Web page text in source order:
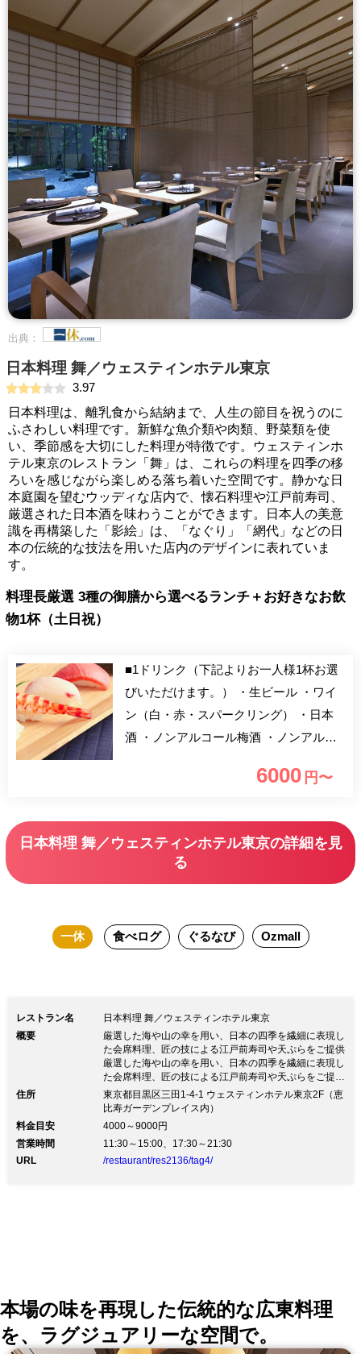
出典：
日本料理 舞／ウェスティンホテル東京
3.97
日本料理は、離乳食から結納まで、人生の節目を祝うのに
ふさわしい料理です。新鮮な魚介類や肉類、野菜類を使
い、季節感を大切にした料理が特徴です。ウェスティンホ
テル東京のレストラン「舞」は、これらの料理を四季の移
ろいを感じながら楽しめる落ち着いた空間です。静かな日
本庭園を望むウッディな店内で、懐石料理や江戸前寿司、
厳選された日本酒を味わうことができます。日本人の美意
識を再構築した「影絵」は、「なぐり」「網代」などの日
本の伝統的な技法を用いた店内のデザインに表れていま
す。
料理長厳選 3種の御膳から選べるランチ＋お好きなお飲
物1杯（土日祝）
■1ドリンク（下記よりお一人様1杯お選
びいただけます。） ・生ビール ・ワイ
ン（白・赤・スパークリング） ・日本
酒 ・ノンアルコール梅酒 ・ノンアルコ
御膳にワンドリンクが付いて30％OFFの
6,000円に！気のおけないご友人とのお
食事におすすめです。 ※現在、一時的
は変更になる場合がございます。 詳
6000 円〜
日本料理 舞／ウェスティンホテル東京の詳細を見
る
一休 食べログ ぐるなび Ozmall
レストラン名
日本料理 舞／ウェスティンホテル東京
概要
厳選した海や山の幸を用い、日本の四季を繊細に表現し
た会席料理、匠の技による江戸前寿司や天ぷらをご提供
厳選した海や山の幸を用い、日本の四季を繊細に表現し
た会席料理、匠の技による江戸前寿司や天ぷらをご提供
厳選した海や山の幸を用い、日本の四季を繊細に表現し
た会席料理、匠の技による江戸前寿司や天ぷらをご提供
静寂な「舞」で、日本の美味を存分にお楽しみくださ
い。厳選の日本酒も数多く取り揃えております。
住所
東京都目黒区三田1-4-1 ウェスティンホテル東京2F（恵
比寿ガーデンプレイス内）
料金目安
4000～9000円
営業時間
11:30～15:00、17:30～21:30
URL
/restaurant/res2136/tag4/
本場の味を再現した伝統的な広東料理
を、ラグジュアリーな空間で。